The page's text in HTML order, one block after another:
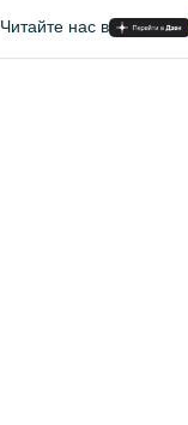
Читайте нас в